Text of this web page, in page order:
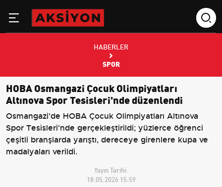
HABERLER
SPOR
HOBA Osmangazi Çocuk Olimpiyatları
Altınova Spor Tesisleri'nde düzenlendi
Osmangazi'de HOBA Çocuk Olimpiyatları Altınova
Spor Tesisleri'nde gerçekleştirildi; yüzlerce öğrenci
çeşitli branşlarda yarıştı, dereceye girenlere kupa ve
madalyaları verildi.
Yayın Tarihi:
18.05.2026 15:59